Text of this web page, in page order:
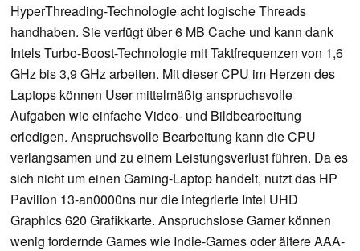
HyperThreading-Technologie acht logische Threads
handhaben. Sie verfügt über 6 MB Cache und kann dank
Intels Turbo-Boost-Technologie mit Taktfrequenzen von 1,6
GHz bis 3,9 GHz arbeiten. Mit dieser CPU im Herzen des
Laptops können User mittelmäßig anspruchsvolle
Aufgaben wie einfache Video- und Bildbearbeitung
erledigen. Anspruchsvolle Bearbeitung kann die CPU
verlangsamen und zu einem Leistungsverlust führen. Da es
sich nicht um einen Gaming-Laptop handelt, nutzt das HP
Pavilion 13-an0000ns nur die integrierte Intel UHD
Graphics 620 Grafikkarte. Anspruchslose Gamer können
wenig fordernde Games wie Indie-Games oder ältere AAA-